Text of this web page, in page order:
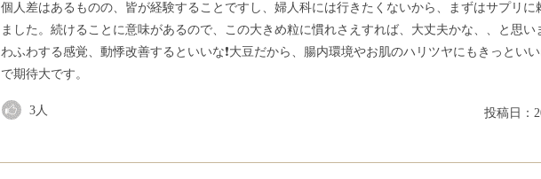
個人差はあるものの、皆が経験することですし、婦人科には行きたくないから、まずはサプリに
ました。続けることに意味があるので、この大きめ粒に慣れさえすれば、大丈夫かな、、と思い
わふわする感覚、動悸改善するといいな❗大豆だから、腸内環境やお肌のハリツヤにもきっとい
で期待大です。
投稿日：
3人